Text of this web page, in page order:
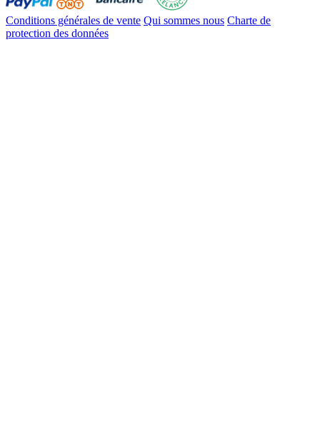
Conditions générales de vente Qui sommes nous Charte de
protection des données